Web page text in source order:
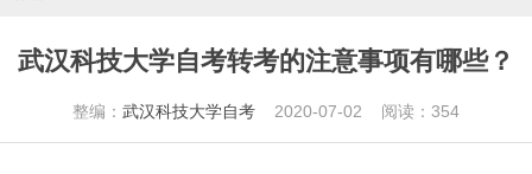
武汉科技大学自考转考的注意事项有哪些？
整编： 武汉科技大学自考 2020-07-02 阅读：354